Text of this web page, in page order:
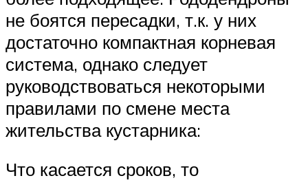
не боятся пересадки, т.к. у них
достаточно компактная корневая
система, однако следует
руководствоваться некоторыми
правилами по смене места
жительства кустарника:
Что касается сроков, то